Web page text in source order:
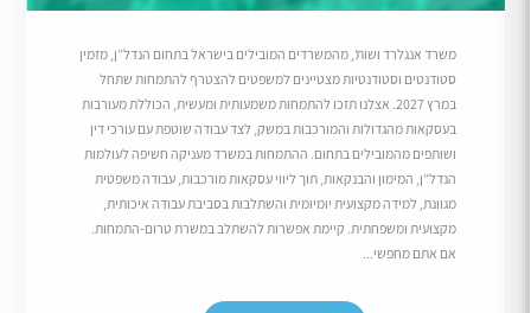
משרד אנגלרד ושות’, מהמשרדים המובילים בישראל בתחום הנדל”ן, מזמין
סטודנטים וסטודנטיות מצטיינים למשפטים להצטרף להתמחות שתחל
במרץ 2027. אצלנו תזכו להתמחות משמעותית ומעשית, הכוללת מעורבות
בעסקאות מהגדולות והמורכבות במשק, לצד עבודה שוטפת עם עורכי דין
ושותפים מהמובילים בתחום. ההתמחות במשרד מעניקה חשיפה לעולמות
הנדל”ן, המימון והבנקאות, תוך ליווי עסקאות מורכבות, עבודה משפטית
מגוונת, למידה מקצועית יומיומית והשתלבות בסביבת עבודה איכותית,
מקצועית ומשפחתית. קיימת אפשרות להשתלב במשרת טרום-התמחות.
אם אתם מחפשי...